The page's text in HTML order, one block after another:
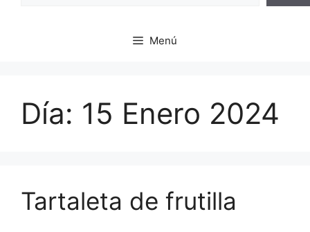
Menú
Día: 15 Enero 2024
Tartaleta de frutilla